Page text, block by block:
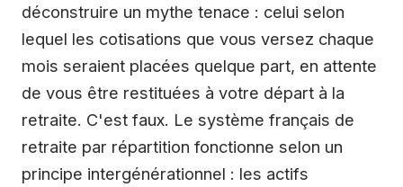
déconstruire un mythe tenace : celui selon
lequel les cotisations que vous versez chaque
mois seraient placées quelque part, en attente
de vous être restituées à votre départ à la
retraite. C'est faux. Le système français de
retraite par répartition fonctionne selon un
principe intergénérationnel : les actifs